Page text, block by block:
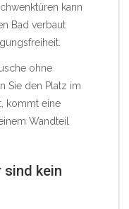
kann
Bad verbaut
ohne
Sie den Platz im
kommt eine
Wandteil
sind kein